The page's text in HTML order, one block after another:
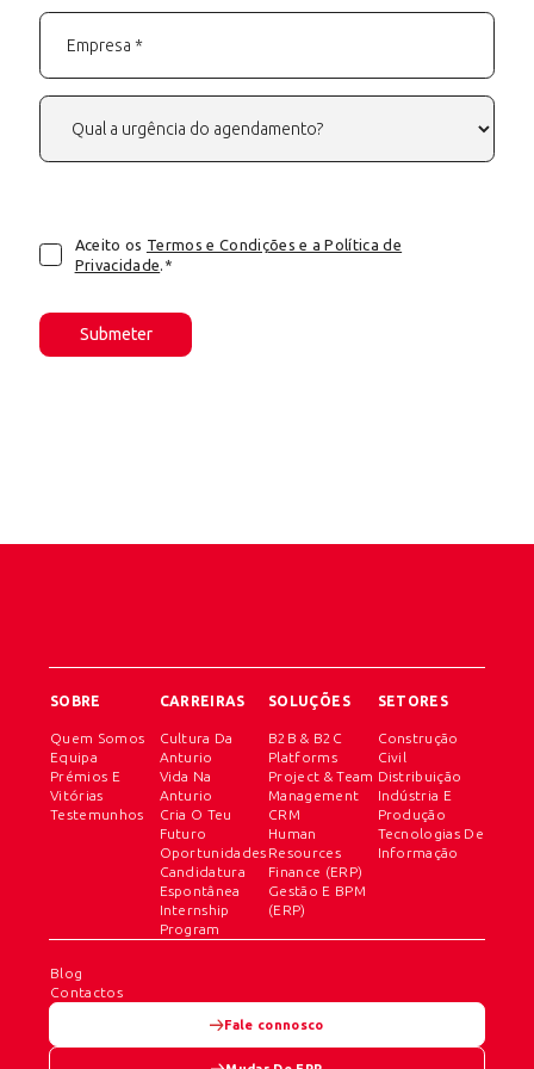
Aceito os Termos e Condições e a Política de
Privacidade.*
SOBRE
Quem Somos
Equipa
Prémios E
Vitórias
Testemunhos
CARREIRAS
Cultura Da
Anturio
Vida Na
Anturio
Cria O Teu
Futuro
Oportunidades
Candidatura
Espontânea
Internship
Program
SOLUÇÕES
B2B & B2C
Platforms
Project & Team
Management
CRM
Human
Resources
Finance (ERP)
Gestão E BPM
(ERP)
SETORES
Construção
Civil
Distribuição
Indústria E
Produção
Tecnologias De
Informação
Blog
Contactos
Fale connosco